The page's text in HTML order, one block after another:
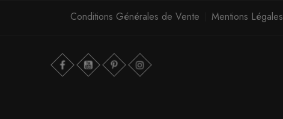
Conditions Générales de Vente Mentions Légales